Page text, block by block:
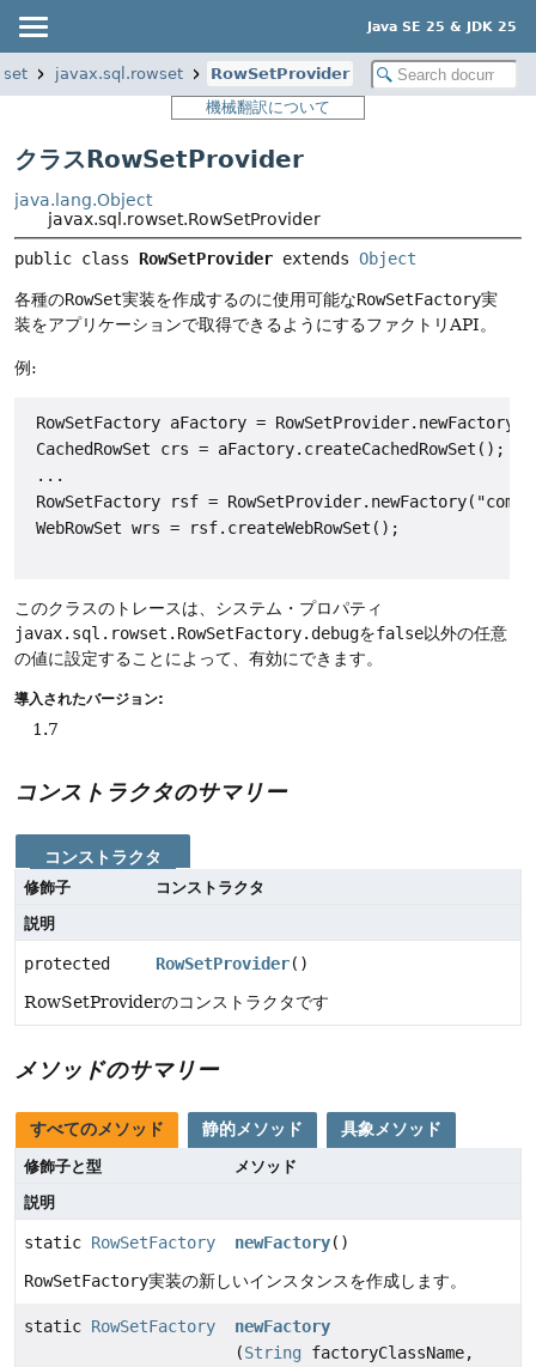
Java SE 25 & JDK 25
javax.sql.rowset
RowSetProvider
機械翻訳について
クラスRowSetProvider
java.lang.Object
javax.sql.rowset.RowSetProvider
public class RowSetProvider extends Object
各種のRowSet実装を作成するのに使用可能なRowSetFactory実
装をアプリケーションで取得できるようにするファクトリAPI。
例:
RowSetFactory aFactory =
CachedRowSet crs = aFactory.createCachedRowSet();
...
RowSetFactory rsf =
WebRowSet wrs = rsf.createWebRowSet();
このクラスのトレースは、システム・プロパティ
javax.sql.rowset.RowSetFactory.debugをfalse以外の任意
の値に設定することによって、有効にできます。
導入されたバージョン:
1.7
コンストラクタのサマリー
コンストラクタ
修飾子
コンストラクタ
説明
protected RowSetProvider()
RowSetProviderのコンストラクタです
メソッドのサマリー
すべてのメソッド 静的メソッド 具象メソッド
修飾子と型
メソッド
説明
static RowSetFactory newFactory()
RowSetFactory実装の新しいインスタンスを作成します。
static RowSetFactory
newFactory
(String factoryClassName,